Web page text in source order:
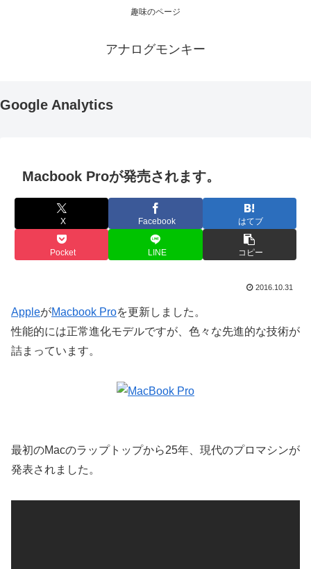
趣味のページ
アナログモンキー
Google Analytics
Macbook Proが発売されます。
X Facebook はてブ
Pocket LINE コピー
2016.10.31
AppleがMacbook Proを更新しました。
性能的には正常進化モデルですが、色々な先進的な技術が
詰まっています。
最初のMacのラップトップから25年、現代のプロマシンが
発表されました。